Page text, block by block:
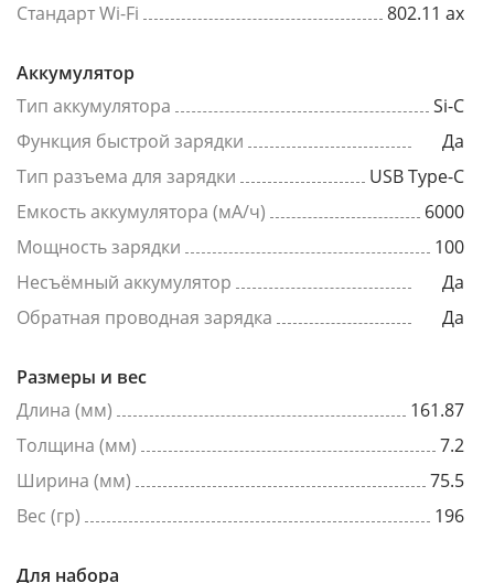
Стандарт Wi-Fi
802.11 ax
Аккумулятор
Тип аккумулятора
Si-C
Функция быстрой зарядки
Да
Тип разъема для зарядки
USB Type-C
Емкость аккумулятора (мА/ч)
6000
Мощность зарядки
100
Несъёмный аккумулятор
Да
Обратная проводная зарядка
Да
Размеры и вес
Длина (мм)
161.87
Толщина (мм)
7.2
Ширина (мм)
75.5
Вес (гр)
196
Для набора